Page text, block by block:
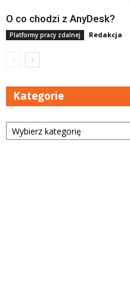
O co chodzi z AnyDesk?
Platformy pracy zdalnej Redakcja -
Kategorie
Kategorie